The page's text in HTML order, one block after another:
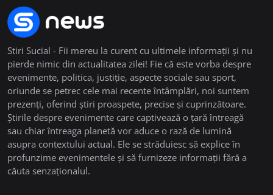
Stiri Sucial - Fii mereu la curent cu ultimele informații și nu
pierde nimic din actualitatea zilei! Fie că este vorba despre
evenimente, politica, justiție, aspecte sociale sau sport,
oriunde se petrec cele mai recente întâmplări, noi suntem
prezenți, oferind știri proaspete, precise și cuprinzătoare.
Știrile despre evenimente care captivează o țară întreagă
sau chiar întreaga planetă vor aduce o rază de lumină
asupra contextului actual. Ele se străduiesc să explice în
profunzime evenimentele și să furnizeze informații fără a
căuta senzaționalul.